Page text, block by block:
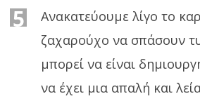
5
Ανακατεύουμε λίγο το
ζαχαρούχο να σπάσουν
μπορεί να είναι
να έχει μια απαλή και